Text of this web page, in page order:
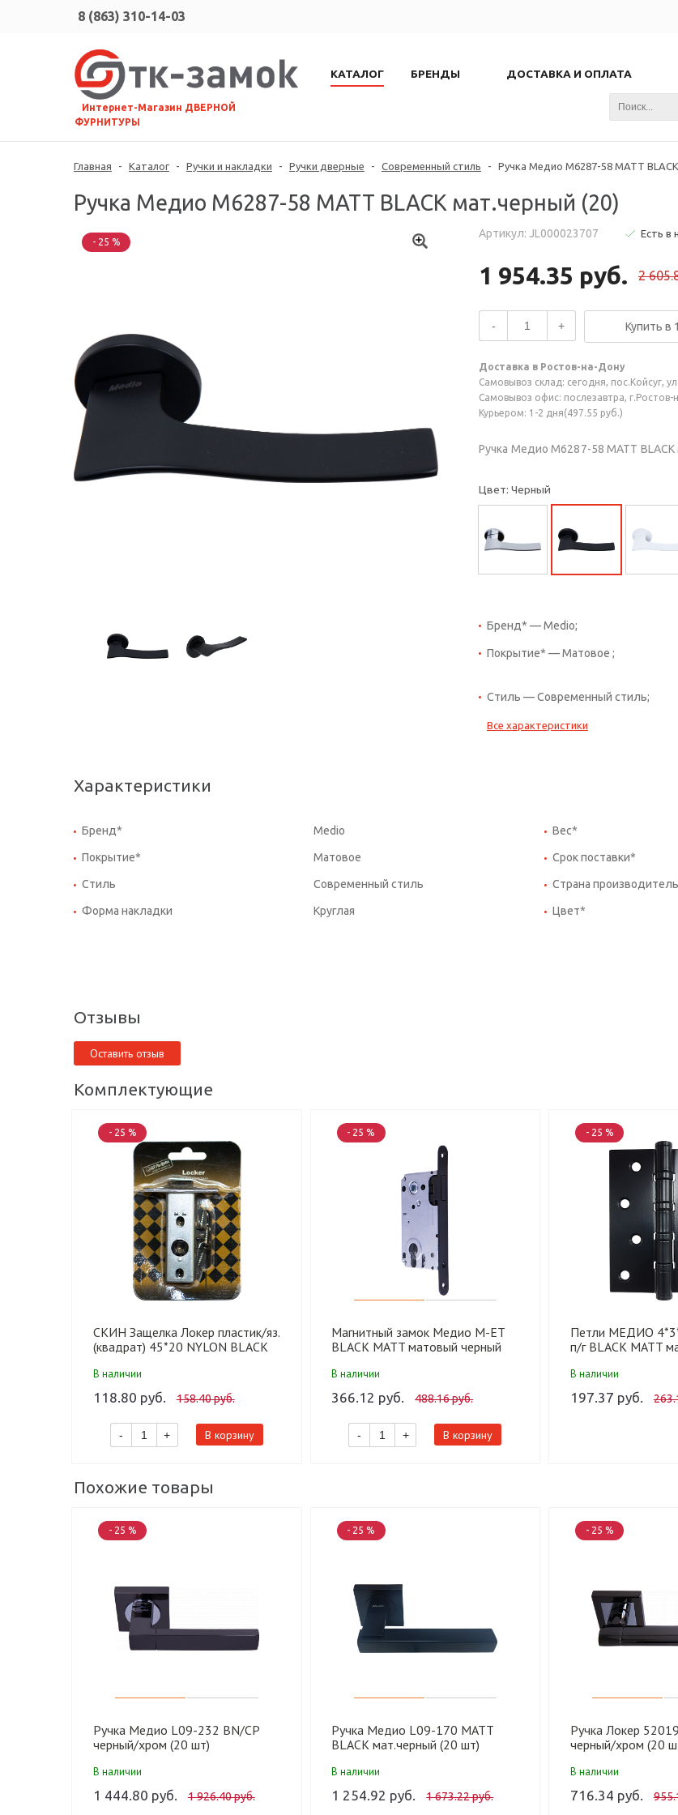
8 (863) 310-14-03
⠀Интернет-Магазин ДВЕРНОЙ
ФУРНИТУРЫ
КАТАЛОГ БРЕНДЫ ДОСТАВКА И ОПЛАТА
Главная - Каталог - Ручки и накладки - Ручки дверные - Современный стиль - Ручка Медио M6287-58 MATT
Ручка Медио M6287-58 MATT BLACK мат.черный (20)
- 25 %
Артикул: JL000023707 Есть в
1 954.35 руб. 2
- + Купить в
Доставка в Ростов-на-Дону
Самовывоз склад: сегодня, пос.Койсуг,
Самовывоз офис: послезавтра, г.Ростов-
Курьером: 1-2 дня(497.55 руб.)
Ручка Медио M6287-58 MATT
Цвет: Черный
Бренд* — Medio;
Покрытие* — Матовое ;
Стиль — Современный стиль;
Все характеристики
Характеристики
Бренд* Medio Вес*
Покрытие* Матовое Срок поставки*
Стиль Современный стиль Страна
Форма накладки Круглая Цвет*
Отзывы
Оставить отзыв
Комплектующие
- 25 %
СКИН Защелка Локер пластик/яз.
(квадрат) 45*20 NYLON BLACK
В наличии
118.80 руб. 158.40 руб.
- + В корзину
- 25 %
Магнитный замок Медио М-ET
BLACK MATT матовый черный
В наличии
366.12 руб. 488.16 руб.
- + В корзину
- 25 %
Петли МЕДИО
п/г BLACK MATT
В наличии
197.37 руб.
Похожие товары
- 25 %
Ручка Медио L09-232 BN/CP
черный/хром (20 шт)
В наличии
1 444.80 руб. 1 926.40 руб.
- 25 %
Ручка Медио L09-170 MATT
BLACK мат.черный (20 шт)
В наличии
1 254.92 руб. 1 673.22 руб.
- 25 %
Ручка Локер
черный/хром (20
В наличии
716.34 руб.